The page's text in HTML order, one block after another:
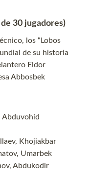
30 jugadores)
los “Lobos
de su historia
Eldor
Abbosbek
Abduvohid
Khojiakbar
Umarbek
Abdukodir